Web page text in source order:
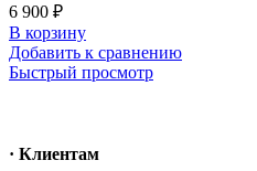
6 900 ₽
В корзину
Добавить к сравнению
Быстрый просмотр
· Клиентам